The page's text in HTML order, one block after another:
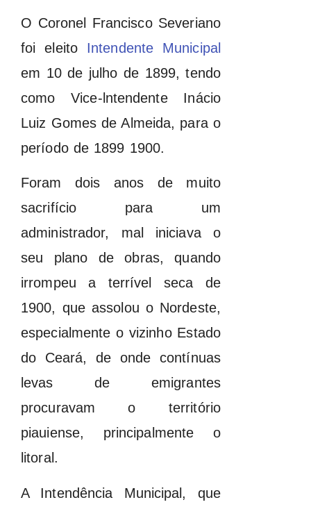
O Coronel Francisco Severiano
foi eleito Intendente Municipal
em 10 de julho de 1899, tendo
como Vice-lntendente Inácio
Luiz Gomes de Almeida, para o
período de 1899 1900.
Foram dois anos de muito
sacrifício para um
administrador, mal iniciava o
seu plano de obras, quando
irrompeu a terrível seca de
1900, que assolou o Nordeste,
especialmente o vizinho Estado
do Ceará, de onde contínuas
levas de emigrantes
procuravam o território
piauiense, principalmente o
litoral.
A Intendência Municipal, que